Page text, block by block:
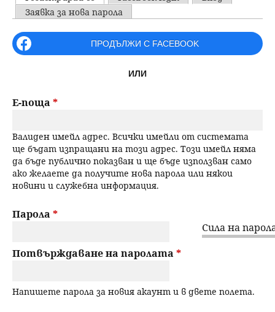
н
ю
ъ
р
е
н
е
u
P
r
i
a
y
t
a
b
Заявка за нова парола
ПРОДЪЛЖИ С FACEBOOK
ИЛИ
Е-поща *
Валиден имейл адрес. Всички имейли от системата
ще бъдат изпращани на този адрес. Този имейл няма
да бъде публично показван и ще бъде използван само
ако желаете да получите нова парола или някои
новини и служебна информация.
Сила на
Парола *
Потвърждаване на паролата *
Напишете парола за новия акаунт и в двете полета.